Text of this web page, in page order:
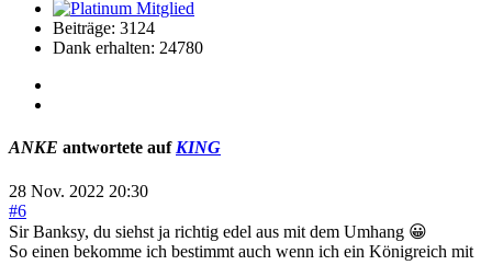
Beiträge: 3124
Dank erhalten: 24780
ANKE antwortete auf KING
28 Nov. 2022 20:30
#6
Sir Banksy, du siehst ja richtig edel aus mit dem Umhang 😀
So einen bekomme ich bestimmt auch wenn ich ein Königreich mit